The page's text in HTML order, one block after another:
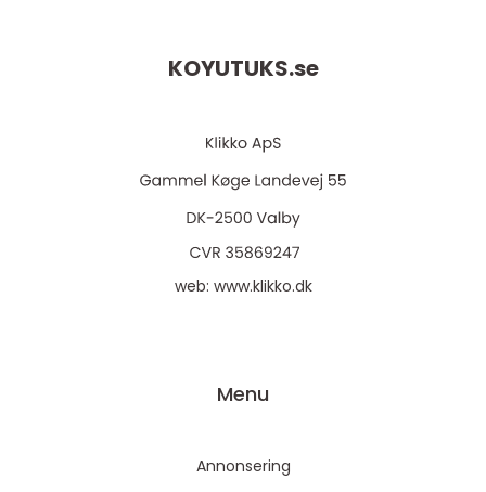
KOYUTUKS.se
web: www.klikko.dk
Menu
Annonsering